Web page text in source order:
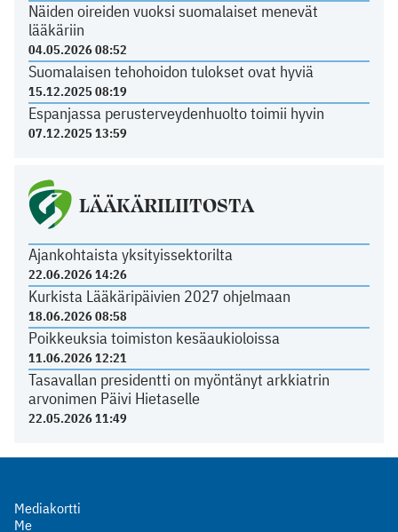
Näiden oireiden vuoksi suomalaiset menevät
lääkäriin
04.05.2026 08:52
Suomalaisen tehohoidon tulokset ovat hyviä
15.12.2025 08:19
Espanjassa perusterveydenhuolto toimii hyvin
07.12.2025 13:59
LÄÄKÄRILIITOSTA
Ajankohtaista yksityissektorilta
22.06.2026 14:26
Kurkista Lääkäripäivien 2027 ohjelmaan
18.06.2026 08:58
Poikkeuksia toimiston kesäaukioloissa
11.06.2026 12:21
Tasavallan presidentti on myöntänyt arkkiatrin
arvonimen Päivi Hietaselle
22.05.2026 11:49
Mediakortti
Me